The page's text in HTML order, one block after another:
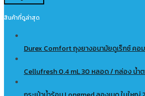
สินค้าที่ดูล่าสุด
Durex Comfort ถุงยางอนามัยดูเร็กซ์ ค
Cellufresh 0.4 mL 30 หลอด / กล่อง น้ำต